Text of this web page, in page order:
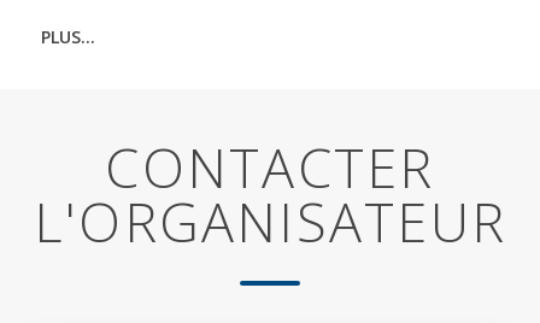
PLUS...
CONTACTER
L'ORGANISATEUR